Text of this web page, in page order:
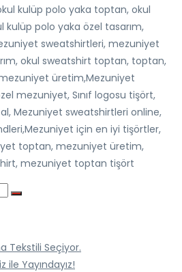
kulüp polo yaka toptan, okul
kulüp polo yaka özel tasarım,
sweatshirtleri, mezuniyet
okul sweatshirt toptan, toptan,
üretim,Mezuniyet
mezuniyet, Sınıf logosu tişört,
Mezuniyet sweatshirtleri online,
için en iyi tişörtler,
toptan, mezuniyet üretim,
mezuniyet toptan tişört
Tekstili Seçiyor.
ile Yayındayız!